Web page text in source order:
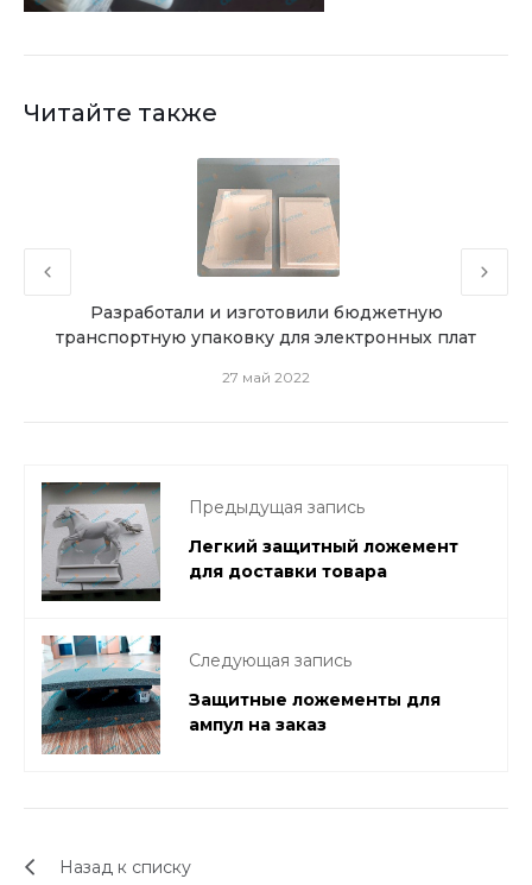
Читайте также
Разработали и изготовили бюджетную
транспортную упаковку для электронных плат
27 май 2022
Предыдущая запись
Легкий защитный ложемент
для доставки товара
Следующая запись
Защитные ложементы для
ампул на заказ
Назад к списку